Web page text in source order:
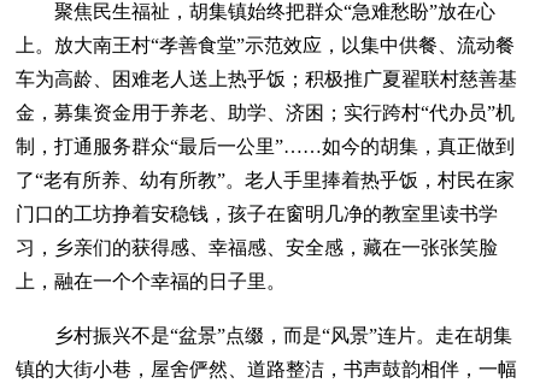
聚焦民生福祉，胡集镇始终把群众“急难愁盼”放在心
上。放大南王村“孝善食堂”示范效应，以集中供餐、流动餐
车为高龄、困难老人送上热乎饭；积极推广夏翟联村慈善基
金，募集资金用于养老、助学、济困；实行跨村“代办员”机
制，打通服务群众“最后一公里”……如今的胡集，真正做到
了“老有所养、幼有所教”。老人手里捧着热乎饭，村民在家
门口的工坊挣着安稳钱，孩子在窗明几净的教室里读书学
习，乡亲们的获得感、幸福感、安全感，藏在一张张笑脸
上，融在一个个幸福的日子里。
乡村振兴不是“盆景”点缀，而是“风景”连片。走在胡集
镇的大街小巷，屋舍俨然、道路整洁，书声鼓韵相伴，一幅